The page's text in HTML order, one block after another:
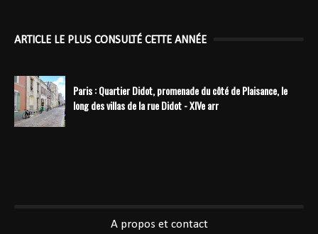
ARTICLE LE PLUS CONSULTÉ CETTE ANNÉE
Paris : Quartier Didot, promenade du côté de Plaisance, le
long des villas de la rue Didot - XIVe arr
A propos et contact